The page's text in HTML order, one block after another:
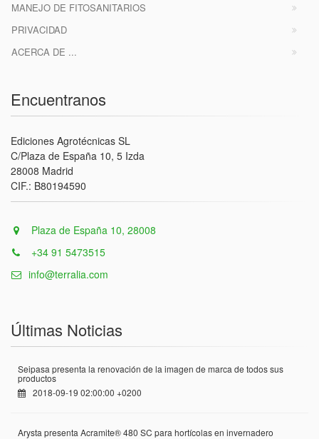
MANEJO DE FITOSANITARIOS
PRIVACIDAD
ACERCA DE ...
Encuentranos
Ediciones Agrotécnicas SL
C/Plaza de España 10, 5 Izda
28008 Madrid
CIF.: B80194590
Plaza de España 10, 28008
+34 91 5473515
info@terralia.com
Últimas Noticias
Seipasa presenta la renovación de la imagen de marca de todos sus
productos
2018-09-19 02:00:00 +0200
Arysta presenta Acramite® 480 SC para hortícolas en invernadero